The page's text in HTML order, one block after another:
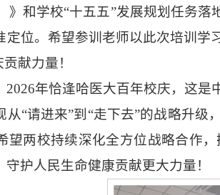
》和学校“十五五”发展规划任务
定位。希望参训老师以此次培训
献力量！
2026年恰逢哈医大百年校庆，这
从“请进来”到“走下去”的战略升
望两校持续深化全方位战略合作
护人民生命健康贡献更大力量！